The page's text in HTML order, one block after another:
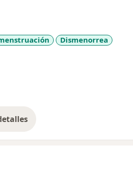
Dismenorrea
la experiencia